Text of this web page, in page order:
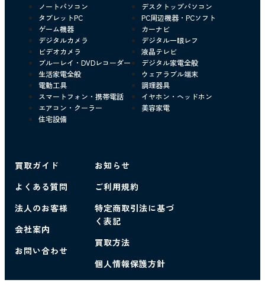
ノートパソコン
デスクトップパソコン
タブレットPC
PC周辺機器・PCソフト
ゲーム機器
カーナビ
デジタルカメラ
デジタル一眼レフ
ビデオカメラ
液晶テレビ
ブルーレイ・DVDレコーダー
デジタル家電全般
生活家電全般
ウェアラブル端末
電動工具
調理器具
スマートフォン・携帯電話
イヤホン・ヘッドホン
エアコン・クーラー
美容家電
住宅設備
買取ガイド
よくある質問
法人のお客様
会社案内
お問い合わせ
お知らせ
ご利用規約
特定商取引法に基づ
く表記
買取方法
個人情報保護方針